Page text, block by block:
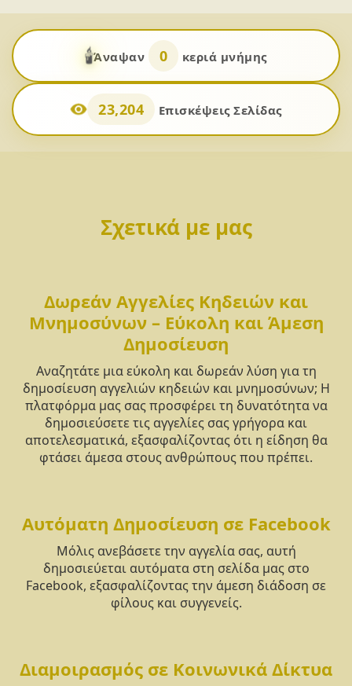
🕯️Άναψαν 0 κεριά μνήμης
23,204 Επισκέψεις Σελίδας
Σχετικά με μας
Δωρεάν Αγγελίες Κηδειών και
Μνημοσύνων – Εύκολη και Άμεση
Δημοσίευση
Αναζητάτε μια εύκολη και δωρεάν λύση για τη
δημοσίευση αγγελιών κηδειών και μνημοσύνων; Η
πλατφόρμα μας σας προσφέρει τη δυνατότητα να
δημοσιεύσετε τις αγγελίες σας γρήγορα και
αποτελεσματικά, εξασφαλίζοντας ότι η είδηση θα
φτάσει άμεσα στους ανθρώπους που πρέπει.
Αυτόματη Δημοσίευση σε Facebook
Μόλις ανεβάσετε την αγγελία σας, αυτή
δημοσιεύεται αυτόματα στη σελίδα μας στο
Facebook, εξασφαλίζοντας την άμεση διάδοση σε
φίλους και συγγενείς.
Διαμοιρασμός σε Κοινωνικά Δίκτυα